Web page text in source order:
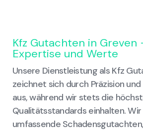
Kfz Gutachten in Greven
Expertise und Werte
Unsere Dienstleistung als Kfz
zeichnet sich durch Präzision
aus, während wir stets die
Qualitätsstandards einhalten.
umfassende